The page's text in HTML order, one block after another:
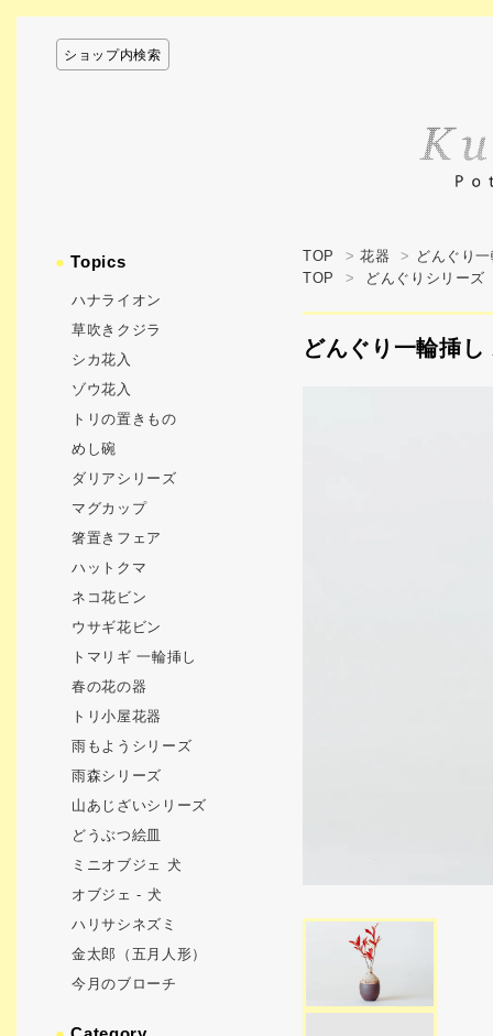
ショップ内検索
TOP > 花器 > どんぐり
TOP
> どんぐりシリーズ
どんぐり一輪挿し
●Topics
ハナライオン
草吹きクジラ
シカ花入
ゾウ花入
トリの置きもの
めし碗
ダリアシリーズ
マグカップ
箸置きフェア
ハットクマ
ネコ花ビン
ウサギ花ビン
トマリギ 一輪挿し
春の花の器
トリ小屋花器
雨もようシリーズ
雨森シリーズ
山あじざいシリーズ
どうぶつ絵皿
ミニオブジェ 犬
オブジェ - 犬
ハリサシネズミ
金太郎（五月人形）
今月のブローチ